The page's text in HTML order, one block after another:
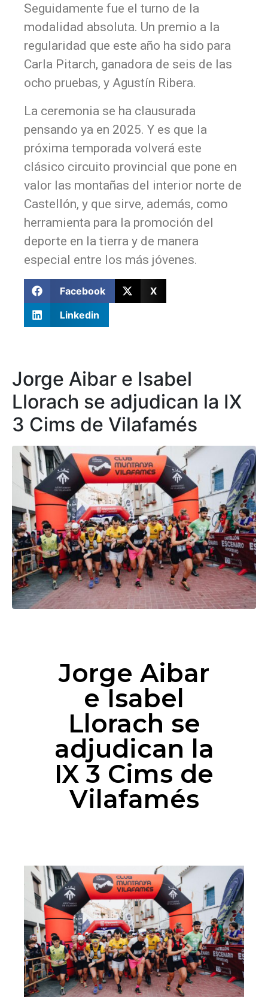
Seguidamente fue el turno de la
modalidad absoluta. Un premio a la
regularidad que este año ha sido para
Carla Pitarch, ganadora de seis de las
ocho pruebas, y Agustín Ribera.
La ceremonia se ha clausurada
pensando ya en 2025. Y es que la
próxima temporada volverá este
clásico circuito provincial que pone en
valor las montañas del interior norte de
Castellón, y que sirve, además, como
herramienta para la promoción del
deporte en la tierra y de manera
especial entre los más jóvenes.
Facebook
X
Linkedin
Jorge Aibar e Isabel
Llorach se adjudican la IX
3 Cims de Vilafamés
Jorge Aibar
e Isabel
Llorach se
adjudican la
IX 3 Cims de
Vilafamés